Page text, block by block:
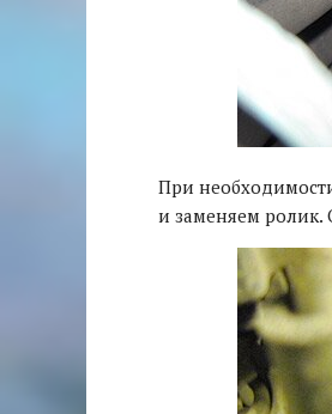
При
и заменяем ролик.